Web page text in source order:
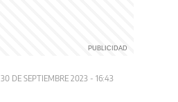
30 DE SEPTIEMBRE 2023 - 16:43